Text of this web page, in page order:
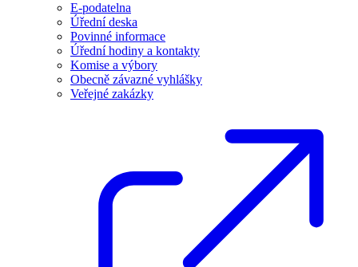
E-podatelna
Úřední deska
Povinné informace
Úřední hodiny a kontakty
Komise a výbory
Obecně závazné vyhlášky
Veřejné zakázky